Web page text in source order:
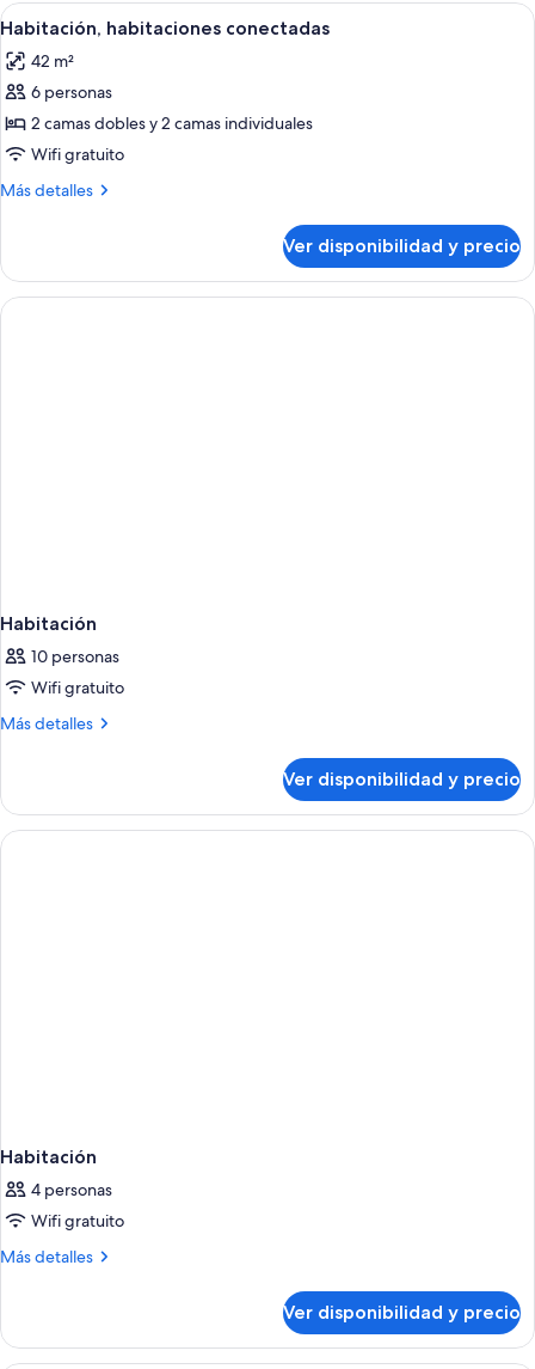
Ver
todas
las
fotos
de
Habitación,
habitaciones
Una habitación pequeña con una
6
Habitación, habitaciones conectadas
42 m²
6 personas
2 camas dobles y 2 camas individuales
Wifi gratuito
Más detalles
Más
habitaciones
conectadas
Ver disponibilidad y precio
Habitación
10 personas
Wifi gratuito
Más detalles
Más
Ver disponibilidad y precio
Habitación
4 personas
Wifi gratuito
Más detalles
Más
Ver disponibilidad y precio